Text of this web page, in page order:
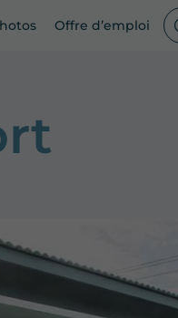
Offre d’emploi